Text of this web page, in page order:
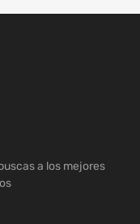
a los mejores